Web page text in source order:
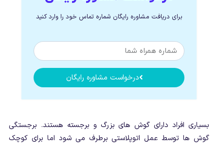
برای دریافت مشاوره رایگان شماره تماس خود را وارد کنید
درخواست مشاوره رایگان
بسیاری افراد دارای گوش های بزرگ و برجسته هستند. برجستگی
گوش ها توسط عمل اتوپلاستی برطرف می شود اما برای کوچک